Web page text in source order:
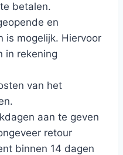
betalen.
en
is mogelijk. Hiervoor
in rekening
van het
aan te geven
retour
binnen 14 dagen